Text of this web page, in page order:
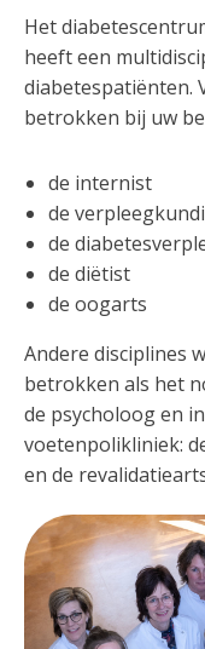
Het
heeft een
diabetespatiënten.
betrokken bij uw
de internist
de
de
de diëtist
de oogarts
Andere disciplines
betrokken als het
de psycholoog en
voetenpolikliniek:
en de